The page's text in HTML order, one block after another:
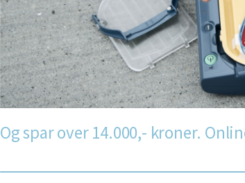
Og spar over 14.000,- kroner.